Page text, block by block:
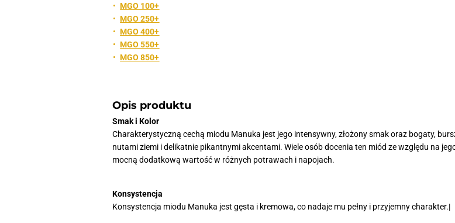
MGO 100+
MGO 250+
MGO 400+
MGO 550+
MGO 850+
Opis produktu
Smak i Kolor
Charakterystyczną cechą miodu Manuka jest jego intensywny, złożony smak oraz bogaty,
nutami ziemi i delikatnie pikantnymi akcentami. Wiele osób docenia ten miód ze względu na
mocną dodatkową wartość w różnych potrawach i napojach.
Konsystencja
Konsystencja miodu Manuka jest gęsta i kremowa, co nadaje mu pełny i przyjemny charakter.|